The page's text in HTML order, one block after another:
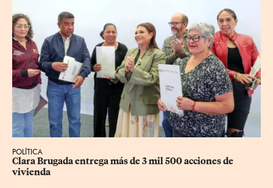
POLÍTICA
Clara Brugada entrega más de 3 mil 500 acciones de
vivienda